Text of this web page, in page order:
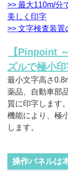
>> 最大110m/分
美しく印字
>> 文字検査装置
【Pinpoint
ズルで極小
最小文字高さ
薬品、自動車部
質に印字します
機能により、極
します。
操作パネルは